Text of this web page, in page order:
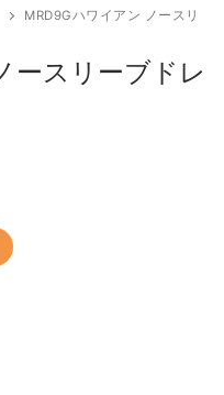
MRD9Gハワイアン ノースリ
ースリーブドレ